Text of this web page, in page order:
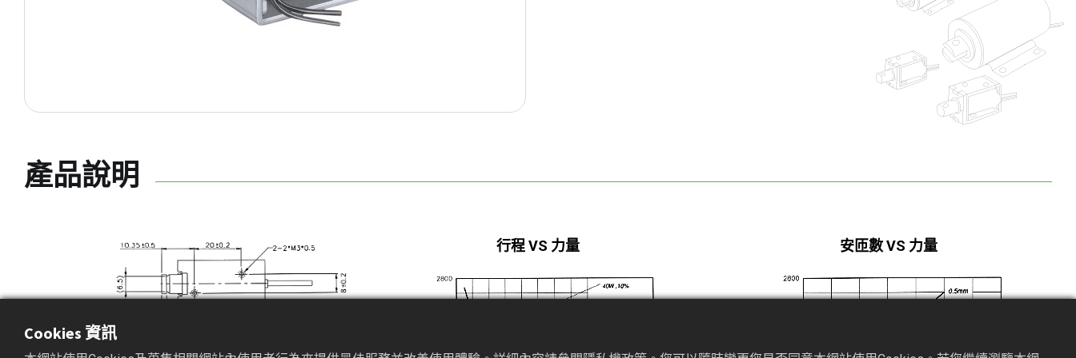
產品說明
行程 VS 力量 安匝數 VS 力量
Cookies 資訊